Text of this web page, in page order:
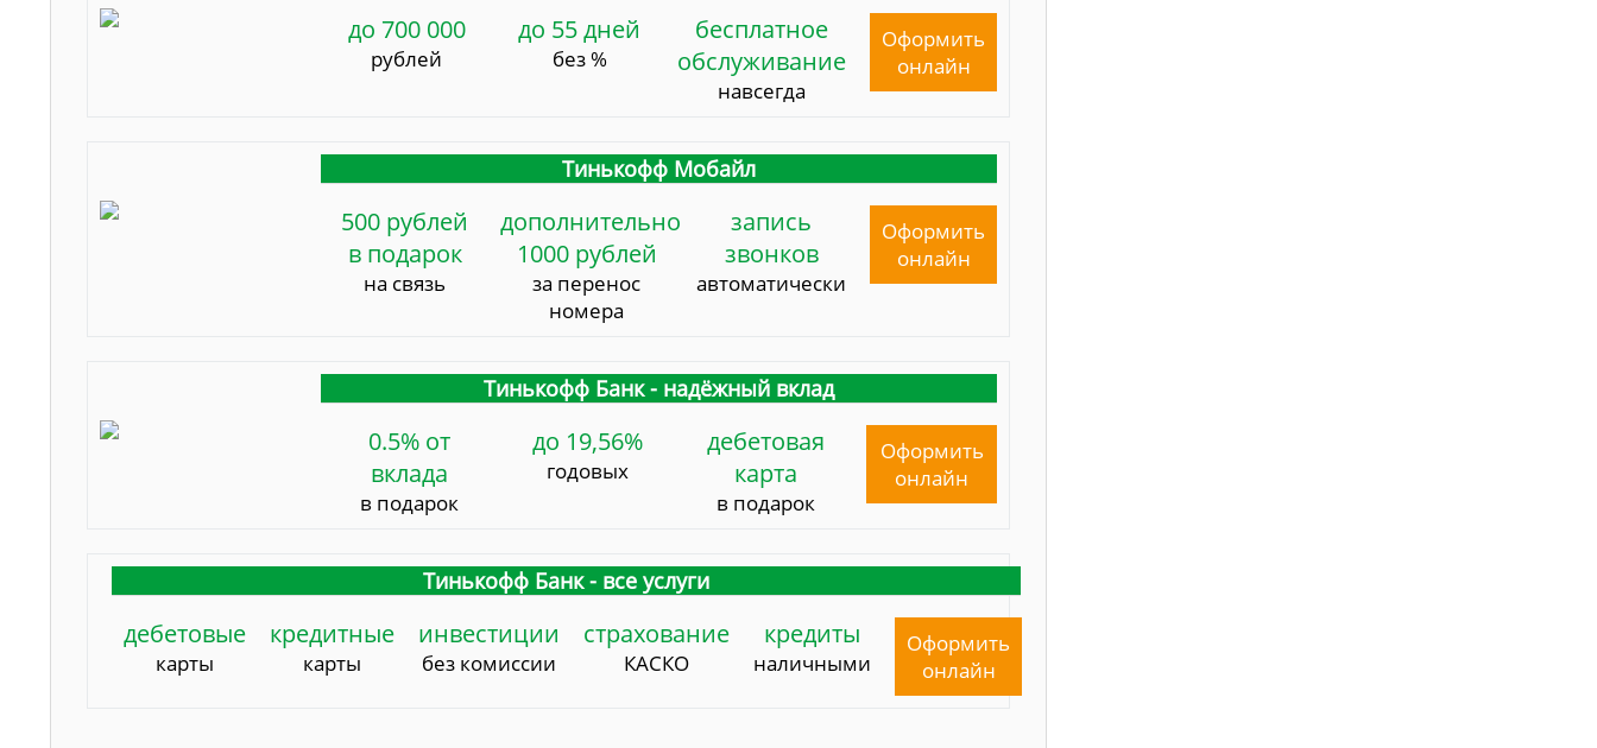
до 700 000
рублей
до 55 дней
без %
бесплатное
обслуживание
навсегда
Оформить
онлайн
Тинькофф Мобайл
500 рублей
в подарок
на связь
дополнительно
1000 рублей
за перенос
номера
запись
звонков
автоматически
Оформить
онлайн
Тинькофф Банк - надёжный вклад
0.5% от
вклада
в подарок
до 19,56%
годовых
дебетовая
карта
в подарок
Оформить
онлайн
Тинькофф Банк - все услуги
дебетовые
карты
кредитные
карты
инвестиции
без комиссии
страхование
КАСКО
кредиты
наличными
Оформить
онлайн